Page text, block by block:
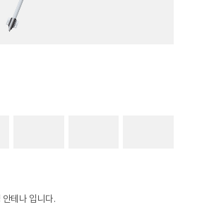
테나 입니다.